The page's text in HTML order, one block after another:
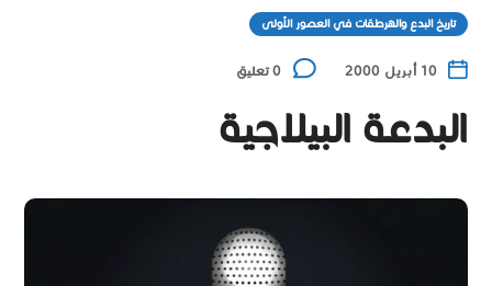
تاريخ البدع والهرطقات في العصور الأولى
10 أبريل 2000 0 تعليق
البدعة البيلاجية